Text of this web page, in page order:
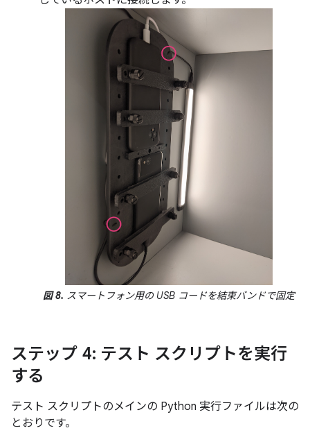
図 8. スマートフォン用の USB コードを結束バンドで固定
ステップ 4: テスト スクリプトを実行
する
テスト スクリプトのメインの Python 実行ファイルは次の
とおりです。